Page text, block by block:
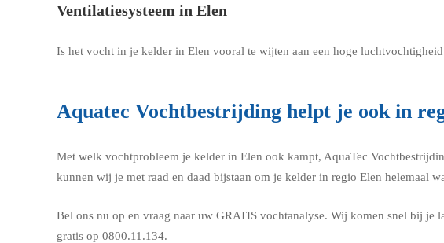
Ventilatiesysteem in Elen
Is het vocht in je kelder in Elen vooral te wijten aan een hoge
Aquatec Vochtbestrijding helpt je ook in
Met welk vochtprobleem je kelder in Elen ook kampt, AquaTec
kunnen wij je met raad en daad bijstaan om je kelder in regio Elen helemaal
Bel ons nu op en vraag naar uw GRATIS vochtanalyse. Wij komen snel bij je
gratis op 0800.11.134.